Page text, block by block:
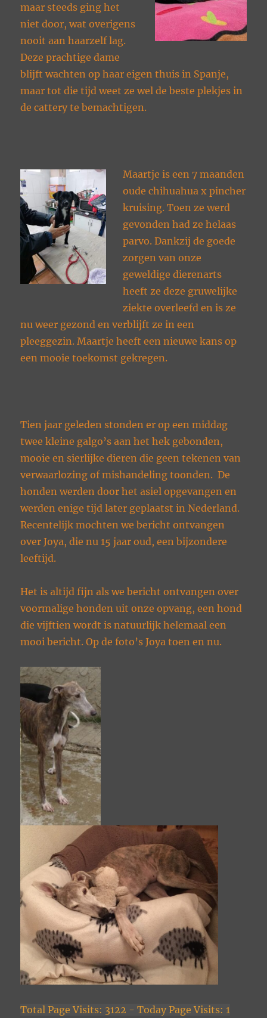
maar steeds ging het
niet door, wat overigens
nooit aan haarzelf lag.
Deze prachtige dame
blijft wachten op haar eigen thuis in Spanje,
maar tot die tijd weet ze wel de beste plekjes in
de cattery te bemachtigen.
Maartje is een 7 maanden
oude chihuahua x pincher
kruising. Toen ze werd
gevonden had ze helaas
parvo. Dankzij de goede
zorgen van onze
geweldige dierenarts
heeft ze deze gruwelijke
ziekte overleefd en is ze
nu weer gezond en verblijft ze in een
pleeggezin. Maartje heeft een nieuwe kans op
een mooie toekomst gekregen.
Tien jaar geleden stonden er op een middag
twee kleine galgo’s aan het hek gebonden,
mooie en sierlijke dieren die geen tekenen van
verwaarlozing of mishandeling toonden. De
honden werden door het asiel opgevangen en
werden enige tijd later geplaatst in Nederland.
Recentelijk mochten we bericht ontvangen
over Joya, die nu 15 jaar oud, een bijzondere
leeftijd.
Het is altijd fijn als we bericht ontvangen over
voormalige honden uit onze opvang, een hond
die vijftien wordt is natuurlijk helemaal een
mooi bericht. Op de foto’s Joya toen en nu.
Total Page Visits: 3122 - Today Page Visits: 1